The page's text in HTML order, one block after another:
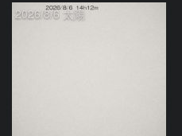
2026/8/6 太陽